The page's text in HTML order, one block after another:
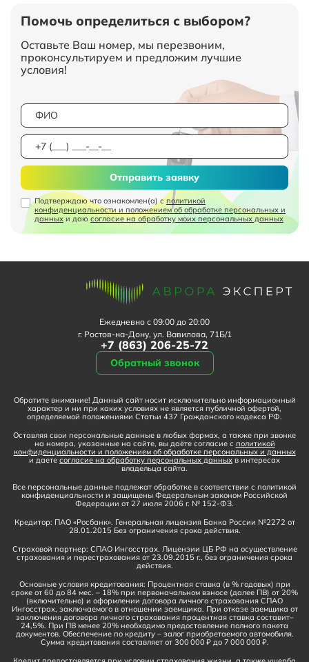
Помочь определиться с выбором?
Оставьте Ваш номер, мы перезвоним,
проконсультируем и предложим лучшие
условия!
Подтверждаю что ознакомлен(а) сполитикой
конфиденциальности и положением об обработке персональных и
данных и даю согласие на обработку моих персональных данных
Отправить заявку
Ежедневно с 09:00 до 20:00
г. Ростов-на-Дону, ул. Вавилова, 71Б/1
+7 (863) 206-25-72
Обратный звонок
Обратите внимание! Данный сайт носит исключительно информационный
характер и ни при каких условиях не является публичной офертой,
определяемой положениями Статьи 437 Гражданского кодекса РФ.
Оставляя свои персональные данные в любых формах, а также при звонке
на номера, указанные на сайте, вы даёте согласие с политикой
конфиденциальности и положением об обработке персональных и данных
и даете согласие на обработку персональных данных в интересах
владельца сайта.
Все персональные данные подлежат обработке в соответствии с политикой
конфиденциальности и защищены Федеральным законом Российской
Федерации от 27 июля 2006 г. № 152-ФЗ.
Кредитор: ПАО «Росбанк». Генеральная лицензия Банка России №2272 от
28.01.2015 Без ограничения срока действия.
Страховой партнер: СПАО Ингосстрах. Лицензии ЦБ РФ на осуществление
страхования и перестрахования от 23.09.2015 г., без ограничения срока
действия.
Основные условия кредитования: Процентная ставка (в % годовых) при
сроке от 60 до 84 мес. – 18% при первоначальном взносе (далее ПВ) от 20%
(включительно) и оформлении договора личного страхования СПАО
Ингосстрах, заключаемого в отношении заемщика. При отказе заемщика от
заключения договора личного страхования процентная ставка составит–
24,5%. При ПВ менее 20% необходимо предоставление полного пакета
документов. Обеспечение по кредиту – залог приобретаемого автомобиля.
Сумма кредитования составляет от 300 000 ₽ до 7 000 000 ₽.